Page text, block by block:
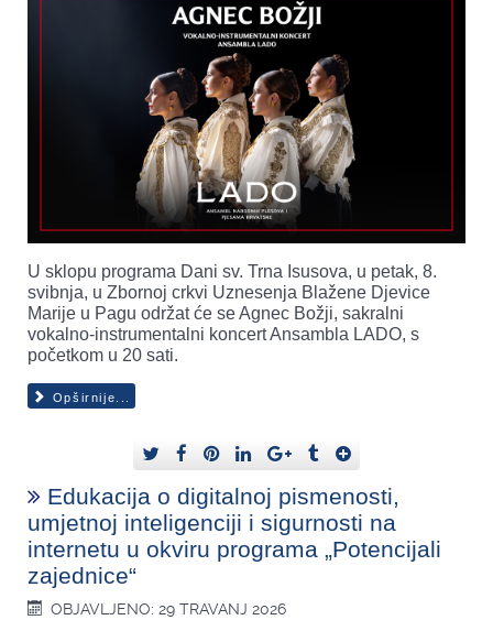
U sklopu programa Dani sv. Trna Isusova, u petak, 8.
svibnja, u Zbornoj crkvi Uznesenja Blažene Djevice
Marije u Pagu održat će se Agnec Božji, sakralni
vokalno-instrumentalni koncert Ansambla LADO, s
početkom u 20 sati.
Opširnije...
Edukacija o digitalnoj pismenosti,
umjetnoj inteligenciji i sigurnosti na
internetu u okviru programa „Potencijali
zajednice“
OBJAVLJENO: 29 TRAVANJ 2026